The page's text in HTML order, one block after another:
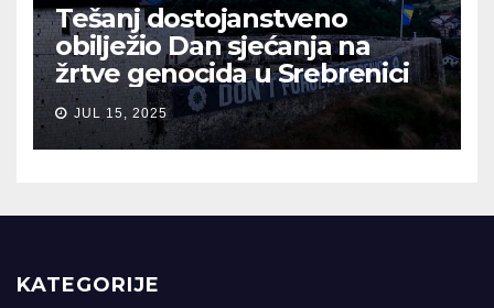
Tešanj dostojanstveno
obilježio Dan sjećanja na
žrtve genocida u Srebrenici
JUL 15, 2025
KATEGORIJE